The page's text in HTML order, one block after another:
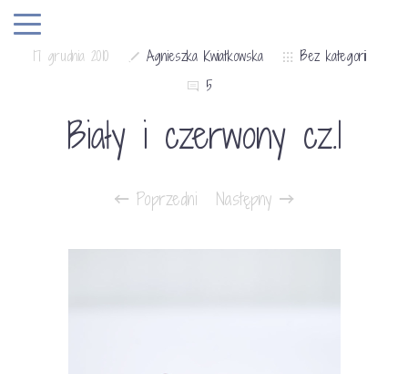
17 grudnia 2010 Agnieszka Kwiatkowska
Bez kategorii
5
Biały i czerwony cz.1
Poprzedni Następny